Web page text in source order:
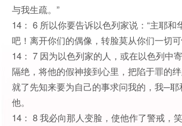
与我生疏。”
14： 6 所以你要告诉以色列家说：“主耶和
吧！离开你们的偶像，转脸莫从你们一切
14： 7 因为以色列家的人，或在以色列中
隔绝，将他的假神接到心里，把陷于罪的
就了先知来要为自己的事求问我的，我─
他。
14： 8 我必向那人变脸，使他作了警戒，